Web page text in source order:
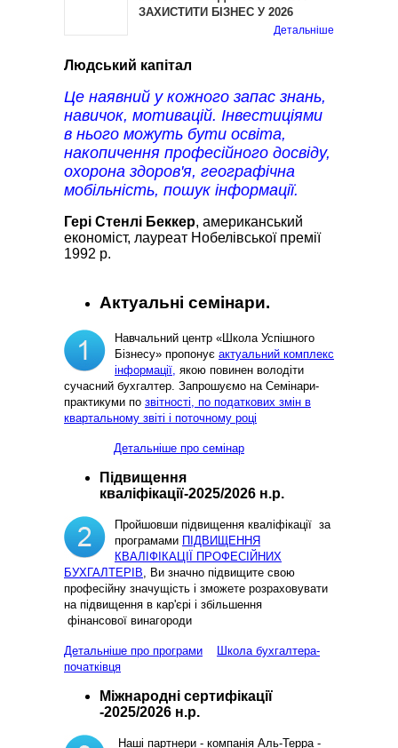
ЗАХИСТИТИ БІЗНЕС У 2026
Детальніше
Людський капітал
Це наявний у кожного запас знань,
навичок, мотивацій. Інвестиціями
в нього можуть бути освіта,
накопичення професійного досвіду,
охорона здоров'я, географічна
мобільність, пошук інформації.
Гері Стенлі Беккер, американський
економіст, лауреат Нобелівської премії
1992 р.
Актуальні семінари.
Навчальний центр «Школа Успішного
Бізнесу» пропонує актуальний комплекс
інформації, якою повинен володіти
сучасний бухгалтер. Запрошуємо на Семінари-
практикуми по звітності, по податкових змін в
квартальному звіті і поточному році
Детальніше про семінар
Підвищення
кваліфікації-2025/2026 н.р.
Пройшовши підвищення кваліфікації за
програмами ПІДВИЩЕННЯ
КВАЛІФІКАЦІЇ ПРОФЕСІЙНИХ
БУХГАЛТЕРІВ , Ви значно підвищите свою
професійну значущість і зможете розраховувати
на підвищення в кар'єрі і збільшення
фінансової винагороди
Детальніше про програми
Школа бухгалтера-
початківця
Міжнародні сертифікації
-2025/2026 н.р.
Наші партнери - компанія Аль-Терра -